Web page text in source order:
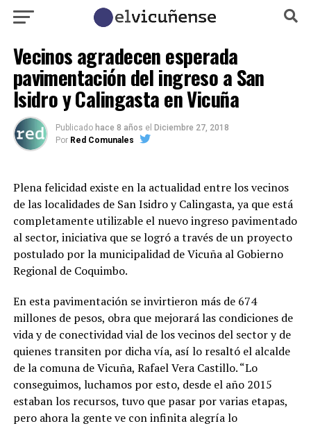
Vecinos agradecen esperada
pavimentación del ingreso a San
Isidro y Calingasta en Vicuña
Publicado hace 8 años el Diciembre 27, 2018
Por Red Comunales
Plena felicidad existe en la actualidad entre los vecinos
de las localidades de San Isidro y Calingasta, ya que está
completamente utilizable el nuevo ingreso pavimentado
al sector, iniciativa que se logró a través de un proyecto
postulado por la municipalidad de Vicuña al Gobierno
Regional de Coquimbo.
En esta pavimentación se invirtieron más de 674
millones de pesos, obra que mejorará las condiciones de
vida y de conectividad vial de los vecinos del sector y de
quienes transiten por dicha vía, así lo resaltó el alcalde
de la comuna de Vicuña, Rafael Vera Castillo. “Lo
conseguimos, luchamos por esto, desde el año 2015
estaban los recursos, tuvo que pasar por varias etapas,
pero ahora la gente ve con infinita alegría lo